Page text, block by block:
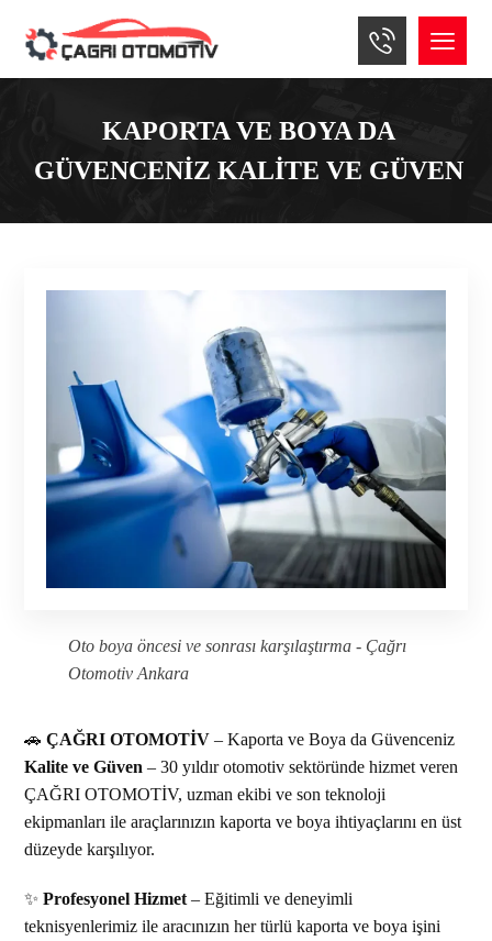
KAPORTA VE BOYA DA
GÜVENCENIZ KALITE VE GÜVEN
Oto boya öncesi ve sonrası karşılaştırma - Çağrı
Otomotiv Ankara
🚗ÇAĞRI OTOMOTİV – Kaporta ve Boya da Güvenceniz
Kalite ve Güven – 30 yıldır otomotiv sektöründe hizmet veren
ÇAĞRI OTOMOTİV, uzman ekibi ve son teknoloji
ekipmanları ile araçlarınızın kaporta ve boya ihtiyaçlarını en üst
düzeyde karşılıyor.
✨Profesyonel Hizmet – Eğitimli ve deneyimli
teknisyenlerimiz ile aracınızın her türlü kaporta ve boya işini